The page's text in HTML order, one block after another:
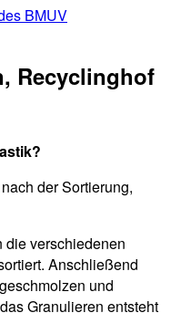
BMUV
Recyclinghof
der Sortierung,
die verschiedenen
Anschließend
und
Granulieren entsteht